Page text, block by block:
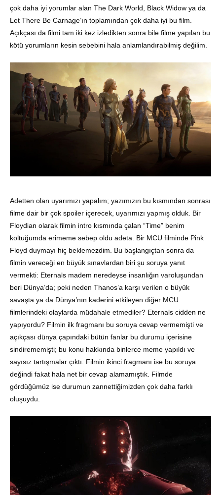
çok daha iyi yorumlar alan The Dark World, Black Widow ya da
Let There Be Carnage’ın toplamından çok daha iyi bu film.
Açıkçası da filmi tam iki kez izledikten sonra bile filme yapılan bu
kötü yorumların kesin sebebini hala anlamlandırabilmiş değilim.
Adetten olan uyarımızı yapalım; yazımızın bu kısmından sonrası
filme dair bir çok spoiler içerecek, uyarımızı yapmış olduk. Bir
Floydian olarak filmin intro kısmında çalan “Time” benim
koltuğumda erimeme sebep oldu adeta. Bir MCU filminde Pink
Floyd duymayı hiç beklemezdim. Bu başlangıçtan sonra da
filmin vereceği en büyük sınavlardan biri şu soruya yanıt
vermekti: Eternals madem neredeyse insanlığın varoluşundan
beri Dünya’da; peki neden Thanos’a karşı verilen o büyük
savaşta ya da Dünya’nın kaderini etkileyen diğer MCU
filmlerindeki olaylarda müdahale etmediler? Eternals cidden ne
yapıyordu? Filmin ilk fragmanı bu soruya cevap vermemişti ve
açıkçası dünya çapındaki bütün fanlar bu durumu içerisine
sindirememişti; bu konu hakkında binlerce meme yapıldı ve
sayısız tartışmalar çıktı. Filmin ikinci fragmanı ise bu soruya
değindi fakat hala net bir cevap alamamıştık. Filmde
gördüğümüz ise durumun zannettiğimizden çok daha farklı
oluşuydu.